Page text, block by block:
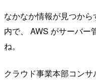
なかなか情報が見つか
内で、 AWS がサーバー
ね。
クラウド事業本部コン